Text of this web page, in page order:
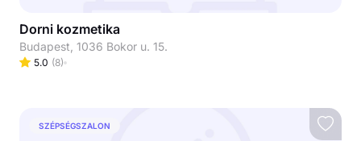
Dorni kozmetika
Budapest, 1036 Bokor u. 15.
5.0 (8)
SZÉPSÉGSZALON